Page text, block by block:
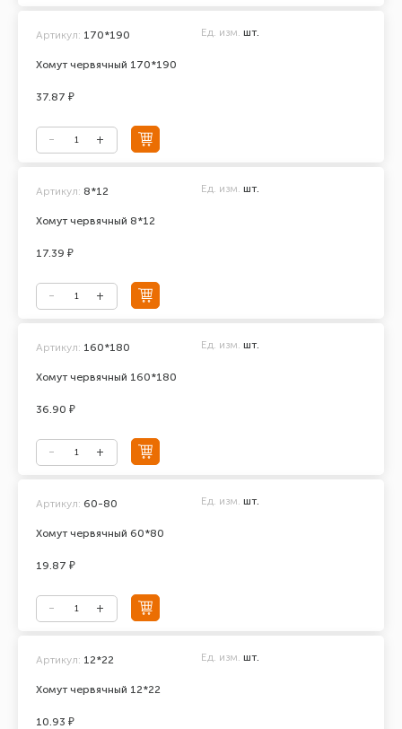
Хомут червячный 170*190
Артикул: 170*190 Ед. изм. шт.
37.87 ₽
Хомут червячный 8*12
Артикул: 8*12 Ед. изм. шт.
17.39 ₽
Хомут червячный 160*180
Артикул: 160*180 Ед. изм. шт.
36.90 ₽
Хомут червячный 60*80
Артикул: 60-80 Ед. изм. шт.
19.87 ₽
Хомут червячный 12*22
Артикул: 12*22 Ед. изм. шт.
10.93 ₽